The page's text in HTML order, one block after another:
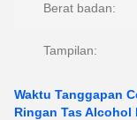
Berat badan:
Tampilan:
Waktu Tanggapan
Ringan Tas Alcohol